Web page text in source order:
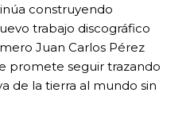
construyendo
trabajo discográfico
Juan Carlos Pérez
promete seguir trazando
de la tierra al mundo sin